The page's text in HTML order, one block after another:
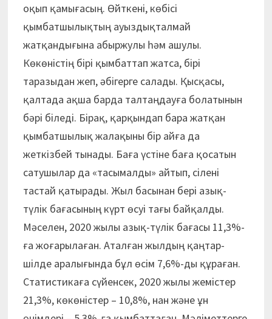
оқып қамығасың. Өйткені, көбісі
қымбатшылықтың ауыздықталмай
жатқандығына абыржулы һәм ашулы.
Көкөністің бірі қымбаттап жатса, бірі
таразыдан жеп, әбігерге салады. Қысқасы,
қалтада ақша барда талтаңдауға болатынын
бәрі біледі. Бірақ, қарқындап бара жатқан
қымбатшылық жалақыны бір айға да
жеткізбей тынады. Баға үстіне баға қосатын
сатушылар да «тасымалды» айтып, сілені
тастай қатырады. Жыл басынан бері азық-
түлік бағасының күрт өсуі тағы байқалды.
Мәселен, 2020 жылы азық-түлік бағасы 11,3%-
ға жоғарылаған. Аталған жылдың қаңтар-
шілде аралығында бұл өсім 7,6%-ды құраған.
Статистикаға сүйенсек, 2020 жылы жемістер
21,3%, көкөністер – 10,8%, нан және ұн